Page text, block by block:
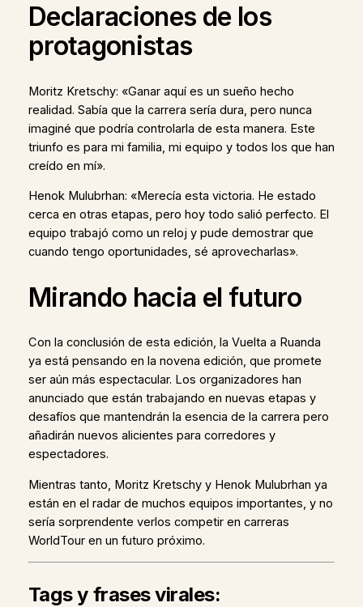
Declaraciones de los
protagonistas
Moritz Kretschy: «Ganar aquí es un sueño hecho
realidad. Sabía que la carrera sería dura, pero nunca
imaginé que podría controlarla de esta manera. Este
triunfo es para mi familia, mi equipo y todos los que han
creído en mí».
Henok Mulubrhan: «Merecía esta victoria. He estado
cerca en otras etapas, pero hoy todo salió perfecto. El
equipo trabajó como un reloj y pude demostrar que
cuando tengo oportunidades, sé aprovecharlas».
Mirando hacia el futuro
Con la conclusión de esta edición, la Vuelta a Ruanda
ya está pensando en la novena edición, que promete
ser aún más espectacular. Los organizadores han
anunciado que están trabajando en nuevas etapas y
desafíos que mantendrán la esencia de la carrera pero
añadirán nuevos alicientes para corredores y
espectadores.
Mientras tanto, Moritz Kretschy y Henok Mulubrhan ya
están en el radar de muchos equipos importantes, y no
sería sorprendente verlos competir en carreras
WorldTour en un futuro próximo.
Tags y frases virales: